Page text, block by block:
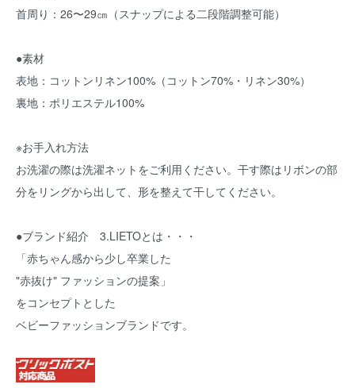
首周り：26〜29㎝（スナップによる二段階調整可能）
●素材
表地：コットンリネン100%（コットン70%・リネン30%）
裏地：ポリエステル100%
※お手入れ方法
お洗濯の際は洗濯ネットをご利用ください。干す際はリボンの部
分をリングから出して、形を整えて干してください。
●ブランド紹介 3.LIETOとは・・・
「赤ちゃん感から少し卒業した
"赤抜け" ファッションの提案」
をコンセプトとした
ベビーファッションブランドです。